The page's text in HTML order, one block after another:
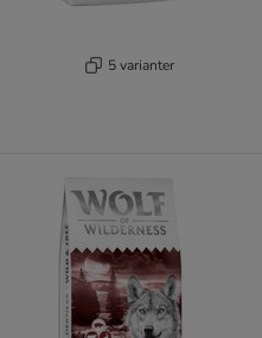
5 varianter